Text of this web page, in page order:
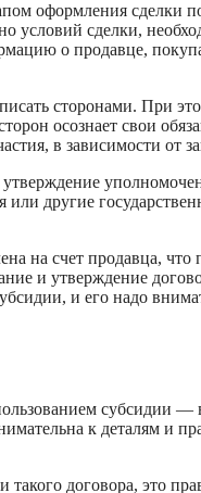
оформления сделки
условий сделки,
о продавце,
сторонами. При
осознает свои
в зависимости от
другие
на счет продавца,
и утверждение
и его надо
субсидии —
к деталям и
договора, это